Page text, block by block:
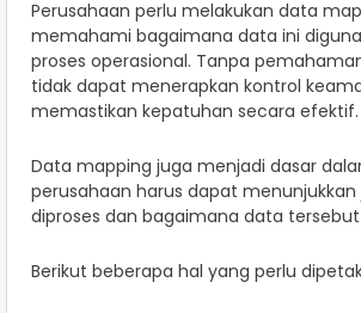
Perusahaan perlu melakukan data
memahami bagaimana data ini
proses operasional. Tanpa
tidak dapat menerapkan kontrol
memastikan kepatuhan secara efektif.
Data mapping juga menjadi dasar
perusahaan harus dapat
diproses dan bagaimana data tersebut
Berikut beberapa hal yang perlu